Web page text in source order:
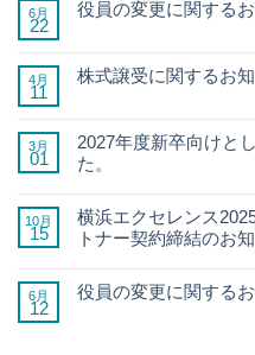
22
6月 役員の変更に関する
11
4月 株式譲受に関するお
01
3月
2027年度新卒向けと
た。
15
10月
横浜エクセレンス
トナー契約締結のお
12
6月 役員の変更に関する